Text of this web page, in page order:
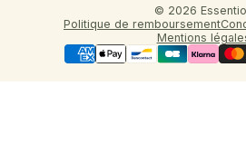
© 2026
Politique de remboursement
Mentions